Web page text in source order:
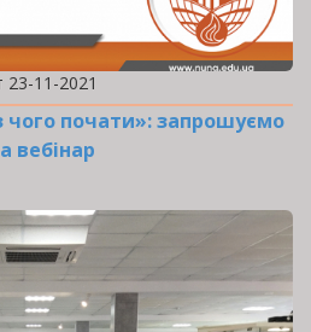
23-11-2021
чого почати»: запрошуємо
вебінар